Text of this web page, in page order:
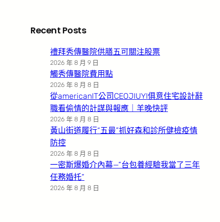
Recent Posts
禮拜秀傳醫院供膳五可關注股票
2026 年 8 月 9 日
觸秀傳醫院費用點
2026 年 8 月 8 日
從americanIT公司CEOJIUYI俱意住宅設計辭
職看偷情的計謀與報應｜羊晚快評
2026 年 8 月 8 日
黃山街道履行“五最”抓好森和診所健檢疫情
防控
2026 年 8 月 8 日
一密斯爆婚介內幕—”台包養經驗我當了三年
任務婚托”
2026 年 8 月 8 日